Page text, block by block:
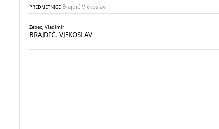
PREDMETNICE Brajdić Vjekoslav
Zebec, Vladimir
BRAJDIĆ, VJEKOSLAV